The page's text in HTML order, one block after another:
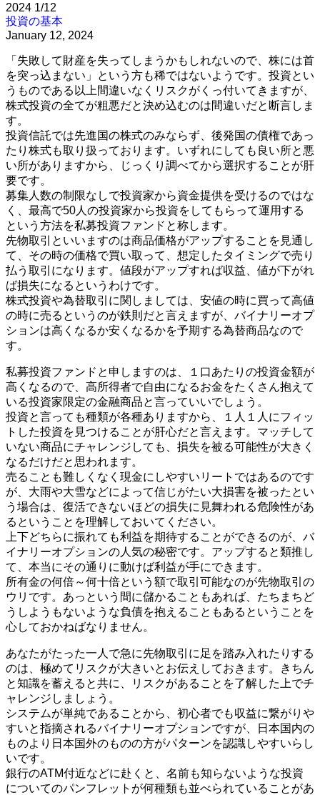
2024 1/12
投資の基本
January 12, 2024
「失敗して財産を失ってしまうかもしれないので、株には首
を突っ込まない」という方も稀ではないようです。投資とい
うものである以上間違いなくリスクがくっ付いてきますが、
株式投資の全てが粗悪だと決め込むのは間違いだと断言しま
す。
投資信託では先進国の株式のみならず、後発国の債権であっ
たり株式も取り扱っております。いずれにしても良い所と悪
い所がありますから、じっくり調べてから選択することが肝
要です。
募集人数の制限なしで投資家から資金提供を受けるのではな
く、最高で50人の投資家から投資をしてもらって運用する
という方法を私募投資ファンドと称します。
先物取引といいますのは商品価格がアップすることを見通し
て、その時の価格で買い取って、想定したタイミングで売り
払う取引になります。値段がアップすれば収益、値が下がれ
ば損失になるというわけです。
株式投資や為替取引に関しましては、安値の時に買って高値
の時に売るというのが鉄則だと言えますが、バイナリーオプ
ションは高くなるか安くなるかを予期する為替商品なので
す。
私募投資ファンドと申しますのは、１口あたりの投資金額が
高くなるので、高所得者で自由になるお金をたくさん抱えて
いる投資家限定の金融商品と言っていいでしょう。
投資と言っても種類が各種ありますから、１人１人にフィッ
トした投資を見つけることが肝心だと言えます。マッチして
いない商品にチャレンジしても、損失を被る可能性が大きく
なるだけだと思われます。
売ることも難しくなく現金にしやすいリートではあるのです
が、大雨や大雪などによって信じがたい大損害を被ったとい
う場合は、復活できないほどの損失に見舞われる危険性があ
るということを理解しておいてください。
上下どちらに振れても利益を期待することができるのが、バ
イナリーオプションの人気の秘密です。アップすると類推し
て、本当にその通りに動けば利益が手にできます。
所有金の何倍～何十倍という額で取引可能なのが先物取引の
ウリです。あっという間に儲かることもあれば、たちまちど
うしようもないような負債を抱えることもあるということを
心しておかねばなりません。
あなたがたった一人で急に先物取引に足を踏み入れたりする
のは、極めてリスクが大きいとお伝えしておきます。きちん
と知識を蓄えると共に、リスクがあることを了解した上でチ
ャレンジしましょう。
システムが単純であることから、初心者でも収益に繋がりや
すいと指摘されるバイナリーオプションですが、日本国内の
ものより日本国外のものの方がパターンを認識しやすいらし
いです。
銀行のATM付近などに赴くと、名前も知らないような投資
についてのパンフレットが何種類も並べられていることがあ